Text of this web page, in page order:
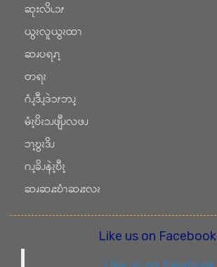
ဆုးလိၬၥၭ
ယွၩလူယွၩထၫ
ဆၧပရၧၫ့
တရၩ
ဂံၪ့ဒီၪ့ဒဲၥၭဘၪ့
မံၩ့ဎိၩၥၪဖျီၪလဖၪ
ၥၫ့ဎွၩဒိၪ
ဂၪ့ခိၪနဲၩ့ဎီၩ့
ဆၧဆၧးဎံၫဆၧးလၩ
Like us on Facebook